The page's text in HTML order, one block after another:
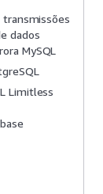
dados
MySQL
Limitless